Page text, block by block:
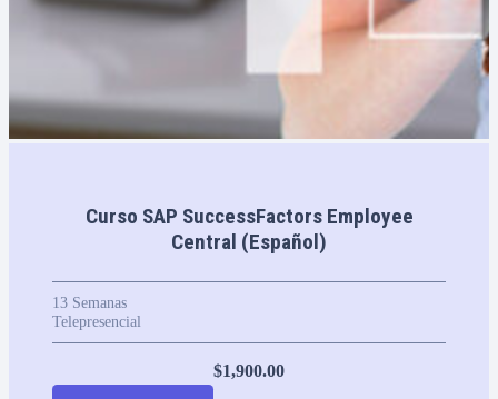
Curso SAP SuccessFactors Employee
Central (Español)
13Semanas
Telepresencial
$1,900.00